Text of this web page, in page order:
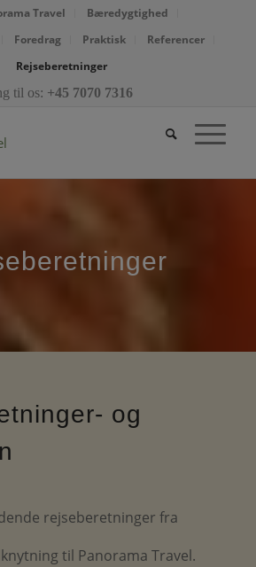
Travel
Bæredygtighed
Foredrag Praktisk
Referencer
Rejseberetninger
til os: +45 7070 7316
og
rejseberetninger fra
til Panorama Travel.